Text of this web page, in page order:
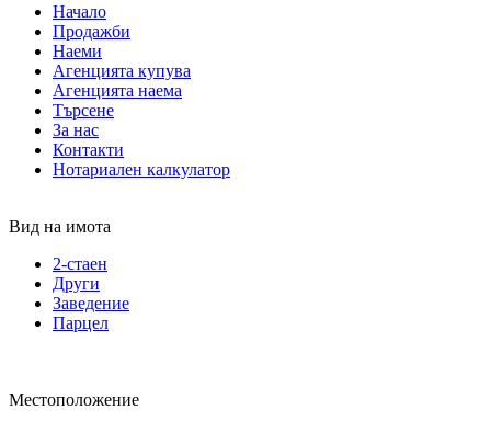
Начало
Продажби
Наеми
Агенцията купува
Агенцията наема
Търсене
За нас
Контакти
Нотариален калкулатор
Вид на имота
2-стаен
Други
Заведение
Парцел
Местоположение